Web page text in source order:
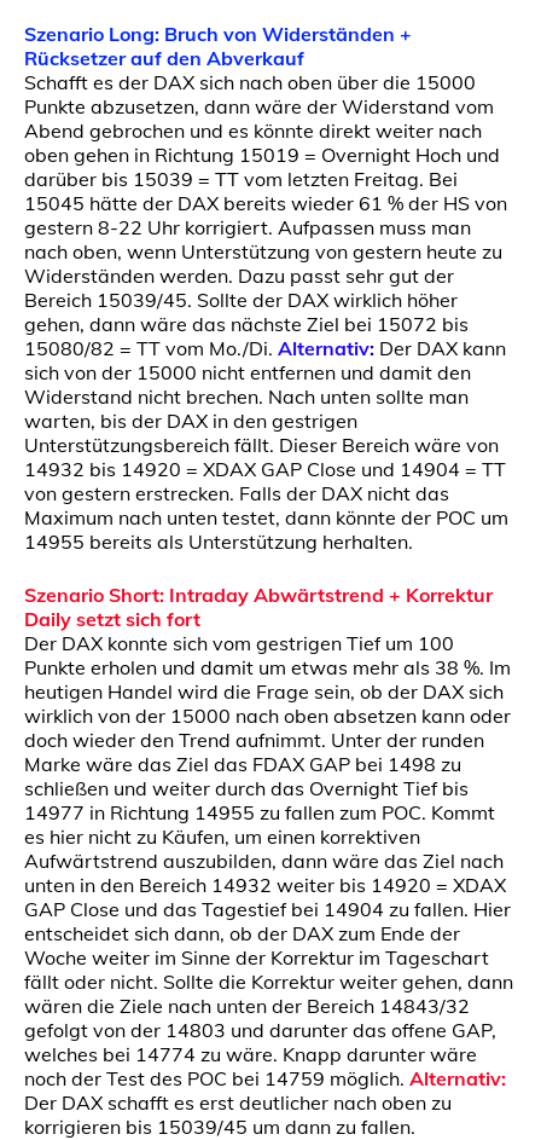
Szenario Long: Bruch von Widerständen +
Rücksetzer auf den Abverkauf
Schafft es der DAX sich nach oben über die 15000
Punkte abzusetzen, dann wäre der Widerstand vom
Abend gebrochen und es könnte direkt weiter nach
oben gehen in Richtung 15019 = Overnight Hoch und
darüber bis 15039 = TT vom letzten Freitag. Bei
15045 hätte der DAX bereits wieder 61 % der HS von
gestern 8-22 Uhr korrigiert. Aufpassen muss man
nach oben, wenn Unterstützung von gestern heute zu
Widerständen werden. Dazu passt sehr gut der
Bereich 15039/45. Sollte der DAX wirklich höher
gehen, dann wäre das nächste Ziel bei 15072 bis
15080/82 = TT vom Mo./Di. Alternativ: Der DAX kann
sich von der 15000 nicht entfernen und damit den
Widerstand nicht brechen. Nach unten sollte man
warten, bis der DAX in den gestrigen
Unterstützungsbereich fällt. Dieser Bereich wäre von
14932 bis 14920 = XDAX GAP Close und 14904 = TT
von gestern erstrecken. Falls der DAX nicht das
Maximum nach unten testet, dann könnte der POC um
14955 bereits als Unterstützung herhalten.
Szenario Short: Intraday Abwärtstrend + Korrektur
Daily setzt sich fort
Der DAX konnte sich vom gestrigen Tief um 100
Punkte erholen und damit um etwas mehr als 38 %. Im
heutigen Handel wird die Frage sein, ob der DAX sich
wirklich von der 15000 nach oben absetzen kann oder
doch wieder den Trend aufnimmt. Unter der runden
Marke wäre das Ziel das FDAX GAP bei 1498 zu
schließen und weiter durch das Overnight Tief bis
14977 in Richtung 14955 zu fallen zum POC. Kommt
es hier nicht zu Käufen, um einen korrektiven
Aufwärtstrend auszubilden, dann wäre das Ziel nach
unten in den Bereich 14932 weiter bis 14920 = XDAX
GAP Close und das Tagestief bei 14904 zu fallen. Hier
entscheidet sich dann, ob der DAX zum Ende der
Woche weiter im Sinne der Korrektur im Tageschart
fällt oder nicht. Sollte die Korrektur weiter gehen, dann
wären die Ziele nach unten der Bereich 14843/32
gefolgt von der 14803 und darunter das offene GAP,
welches bei 14774 zu wäre. Knapp darunter wäre
noch der Test des POC bei 14759 möglich. Alternativ:
Der DAX schafft es erst deutlicher nach oben zu
korrigieren bis 15039/45 um dann zu fallen.